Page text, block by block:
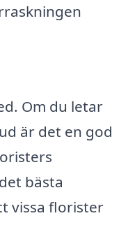
Om du letar
är det en god
bästa
vissa florister